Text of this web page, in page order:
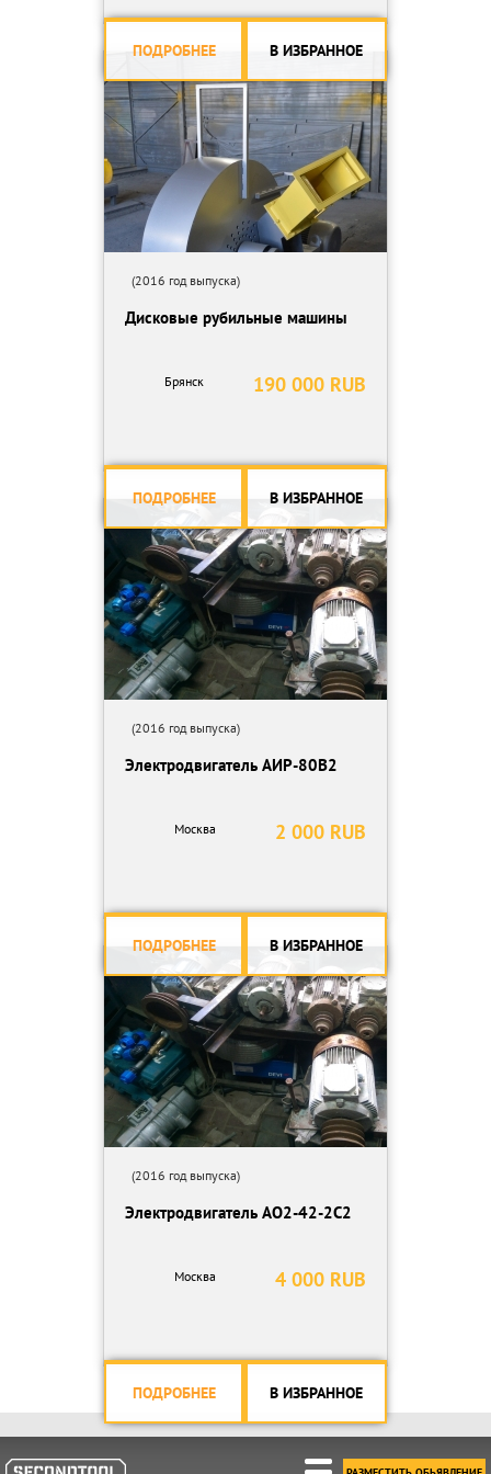
ПОДРОБНЕЕ В ИЗБРАННОЕ
(2016 год выпуска)
Дисковые рубильные машины
190 000 RUB
Брянск
ПОДРОБНЕЕ В ИЗБРАННОЕ
(2016 год выпуска)
Электродвигатель АИР-80В2
2 000 RUB
Москва
ПОДРОБНЕЕ В ИЗБРАННОЕ
(2016 год выпуска)
Электродвигатель АО2-42-2С2
4 000 RUB
Москва
ПОДРОБНЕЕ В ИЗБРАННОЕ